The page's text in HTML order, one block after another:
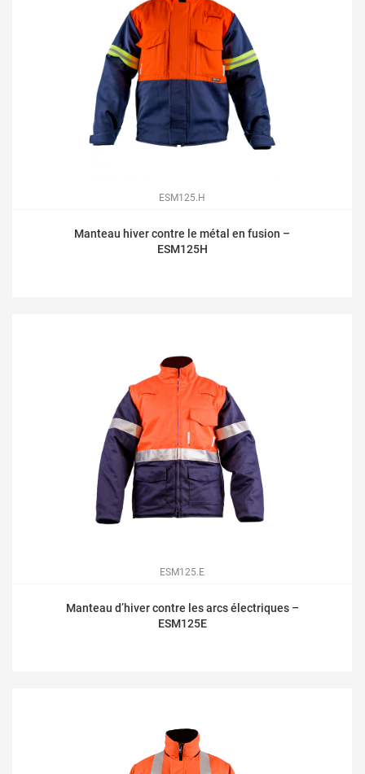
ESM125.H
Manteau hiver contre le métal en fusion –
ESM125H
ESM125.E
Manteau d’hiver contre les arcs électriques –
ESM125E